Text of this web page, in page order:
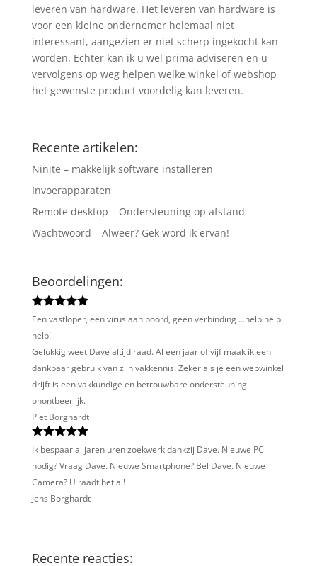
leveren van hardware. Het leveren van hardware is
voor een kleine ondernemer helemaal niet
interessant, aangezien er niet scherp ingekocht kan
worden. Echter kan ik u wel prima adviseren en u
vervolgens op weg helpen welke winkel of webshop
het gewenste product voordelig kan leveren.
Recente artikelen:
Ninite – makkelijk software installeren
Invoerapparaten
Remote desktop – Ondersteuning op afstand
Wachtwoord – Alweer? Gek word ik ervan!
Beoordelingen:
Een vastloper, een virus aan boord, geen verbinding ...help help
help!
Gelukkig weet Dave altijd raad. Al een jaar of vijf maak ik een
dankbaar gebruik van zijn vakkennis. Zeker als je een webwinkel
drijft is een vakkundige en betrouwbare ondersteuning
onontbeerlijk.
Piet Borghardt
Ik bespaar al jaren uren zoekwerk dankzij Dave. Nieuwe PC
nodig? Vraag Dave. Nieuwe Smartphone? Bel Dave. Nieuwe
Camera? U raadt het al!
Jens Borghardt
Recente reacties: